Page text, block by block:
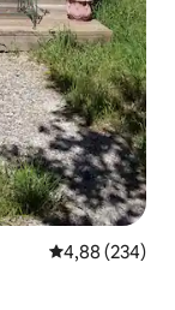
Évaluation
4,88 (234)